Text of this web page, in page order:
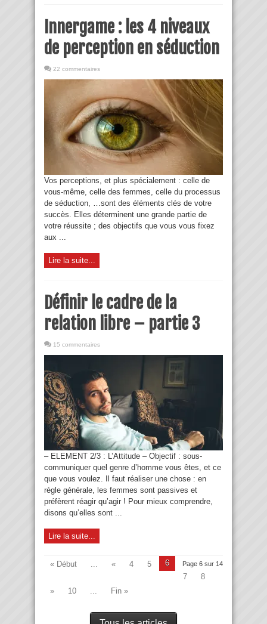
Innergame : les 4 niveaux
de perception en séduction
22 commentaires
Vos perceptions, et plus spécialement : celle de
vous-même, celle des femmes, celle du processus
de séduction, …sont des éléments clés de votre
succès. Elles déterminent une grande partie de
votre réussite ; des objectifs que vous vous fixez
aux ...
Lire la suite...
Définir le cadre de la
relation libre – partie 3
15 commentaires
– ELEMENT 2/3 : L’Attitude – Objectif : sous-
communiquer quel genre d’homme vous êtes, et ce
que vous voulez. Il faut réaliser une chose : en
règle générale, les femmes sont passives et
préfèrent réagir qu’agir ! Pour mieux comprendre,
disons qu’elles sont ...
Lire la suite...
Page 6 sur 14
« Début ... « 4 5
6
7
8
»
10 ... Fin »